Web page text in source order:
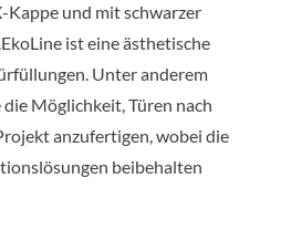
Kappe und mit schwarzer
ist eine ästhetische
Unter anderem
Möglichkeit, Türen nach
anzufertigen, wobei die
beibehalten